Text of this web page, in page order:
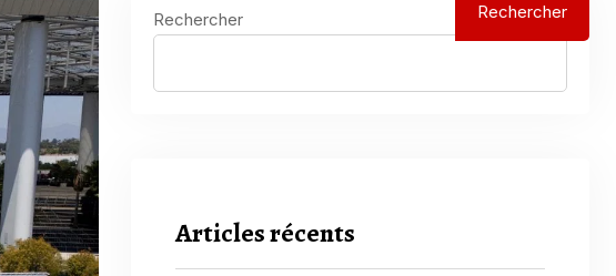
Rechercher Rechercher
Articles récents